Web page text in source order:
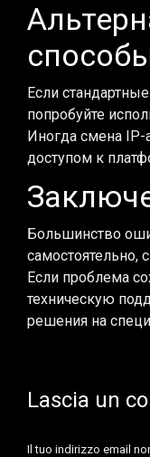
Если
попробуйте
Иногда смена
доступом к
Большинство
самостоятельно,
Если проблема
техническую
решения на
Lascia un
Il tuo indirizzo email